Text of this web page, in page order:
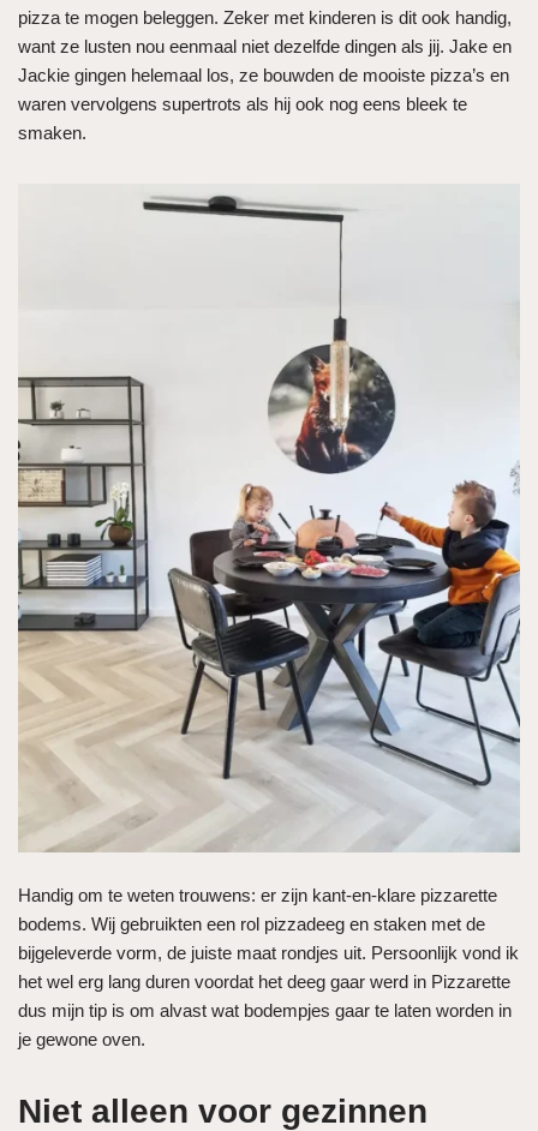
pizza te mogen beleggen. Zeker met kinderen is dit ook handig,
want ze lusten nou eenmaal niet dezelfde dingen als jij. Jake en
Jackie gingen helemaal los, ze bouwden de mooiste pizza’s en
waren vervolgens supertrots als hij ook nog eens bleek te
smaken.
Handig om te weten trouwens: er zijn kant-en-klare pizzarette
bodems. Wij gebruikten een rol pizzadeeg en staken met de
bijgeleverde vorm, de juiste maat rondjes uit. Persoonlijk vond ik
het wel erg lang duren voordat het deeg gaar werd in Pizzarette
dus mijn tip is om alvast wat bodempjes gaar te laten worden in
je gewone oven.
Niet alleen voor gezinnen